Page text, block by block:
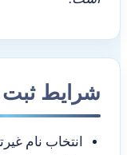
شرایط ثبت
انتخاب نام